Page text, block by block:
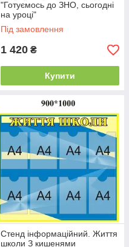
"Готуємось до ЗНО, сьогодні
на уроці"
Під замовлення
1 420 ₴
Купити
Стенд інформаційний. Життя
школи З кишенями